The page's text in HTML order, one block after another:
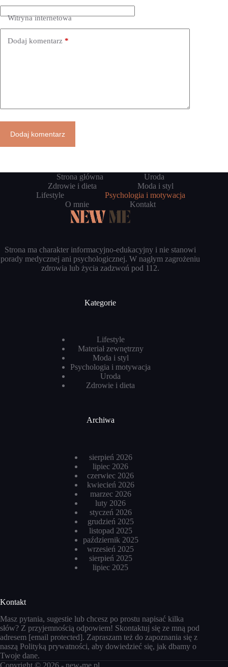
Witryna internetowa
Dodaj komentarz *
Dodaj komentarz
Strona główna
Uroda
Zdrowie i dieta
Moda i styl
Lifestyle
Psychologia i motywacja
O mnie
Kontakt
Strona ma charakter informacyjno-edukacyjny i nie stanowi
porady medycznej ani psychologicznej. W nagłym zagrożeniu
zdrowia lub życia zadzwoń pod 112.
Kategorie
Lifestyle
Materiał zewnętrzny
Moda i styl
Psychologia i motywacja
Uroda
Zdrowie i dieta
Archiwa
sierpień 2026
lipiec 2026
czerwiec 2026
kwiecień 2026
marzec 2026
luty 2026
styczeń 2026
grudzień 2025
listopad 2025
październik 2025
wrzesień 2025
sierpień 2025
lipiec 2025
Kontakt
Masz pytania, sugestie lub chcesz po prostu napisać kilka
słów? Z przyjemnością odpowiem! Skontaktuj się ze mną pod
adresem [email protected]. Zapraszam też do zapoznania się z
naszą Polityką prywatności, aby dowiedzieć się, jak dbamy o
Twoje dane.
Copyright © 2026 - new-me.pl